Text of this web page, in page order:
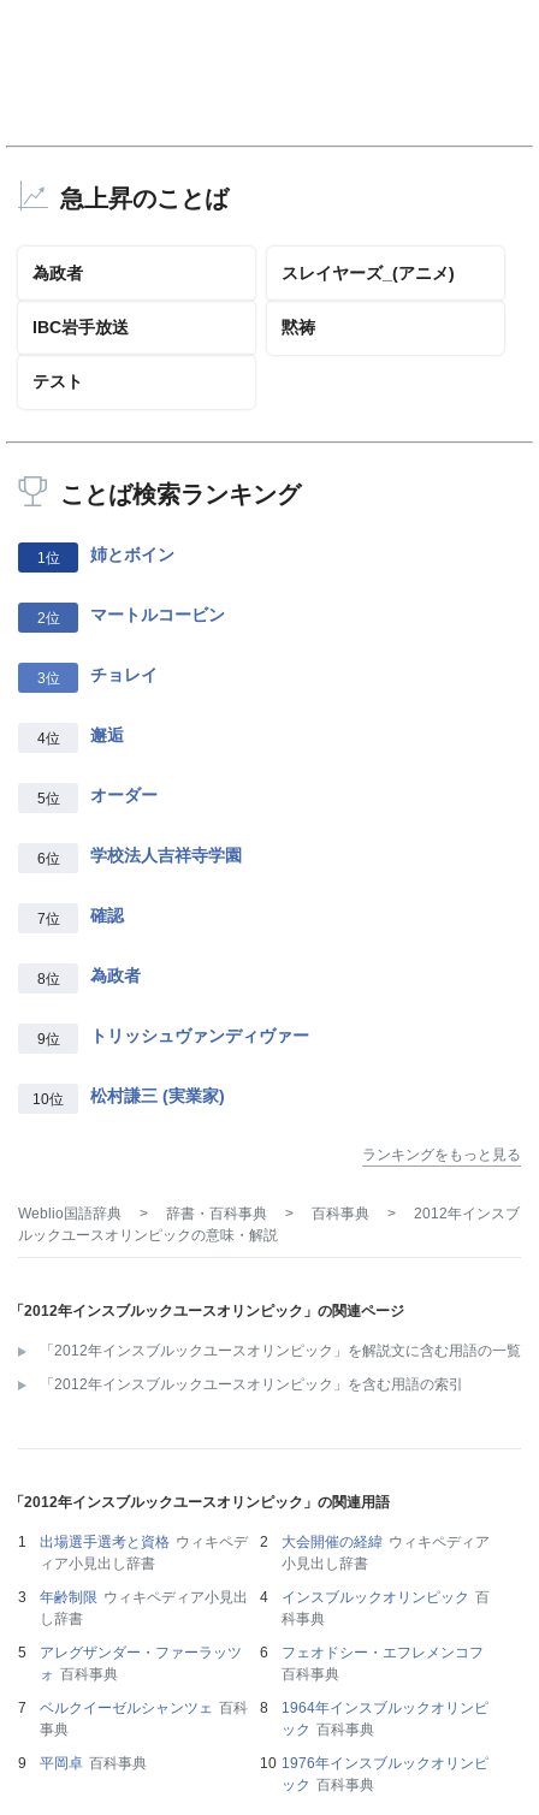
急上昇のことば
為政者 スレイヤーズ_(アニメ)
IBC岩手放送 黙祷
テスト
ことば検索ランキング
1位 姉とボイン
2位 マートルコービン
3位 チョレイ
4位 邂逅
5位 オーダー
6位 学校法人吉祥寺学園
7位 確認
8位 為政者
9位 トリッシュヴァンディヴァー
10位 松村謙三 (実業家)
ランキングをもっと見る
Weblio国語辞典 > 辞書・百科事典 > 百科事典 >
2012年インスブ
ルックユースオリンピックの意味・解説
「2012年インスブルックユースオリンピック」の関連ページ
「2012年インスブルックユースオリンピック」を解説文に含む用語の一覧
「2012年インスブルックユースオリンピック」を含む用語の索引
「2012年インスブルックユースオリンピック」の関連用語
出場選手選考と資格 ウィキペデ
ィア小見出し辞書
大会開催の経緯 ウィキペディア
小見出し辞書
年齢制限 ウィキペディア小見出
し辞書
インスブルックオリンピック 百
科事典
アレグザンダー・ファーラッツ
ォ 百科事典
フェオドシー・エフレメンコフ
百科事典
ベルクイーゼルシャンツェ 百科
事典
1964年インスブルックオリンピ
ック 百科事典
平岡卓 百科事典
1976年インスブルックオリンピ
ック 百科事典